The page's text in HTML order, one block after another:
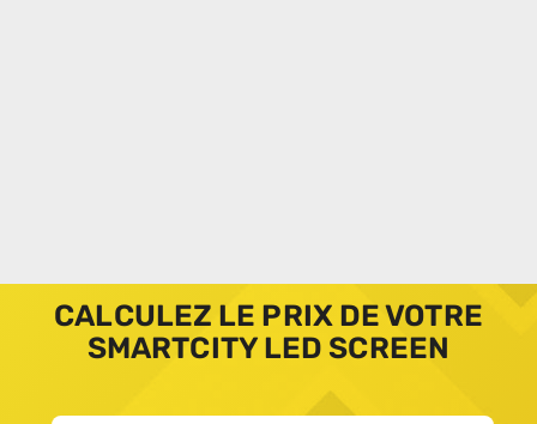
CALCULEZ LE PRIX DE VOTRE
SMARTCITY LED SCREEN